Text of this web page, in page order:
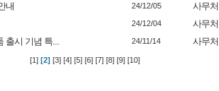
내 24/12/05 사무처
24/12/04 사무처
출시 기념 특... 24/11/14 사무처
[1] [2] [3] [4] [5] [6] [7] [8] [9] [10]